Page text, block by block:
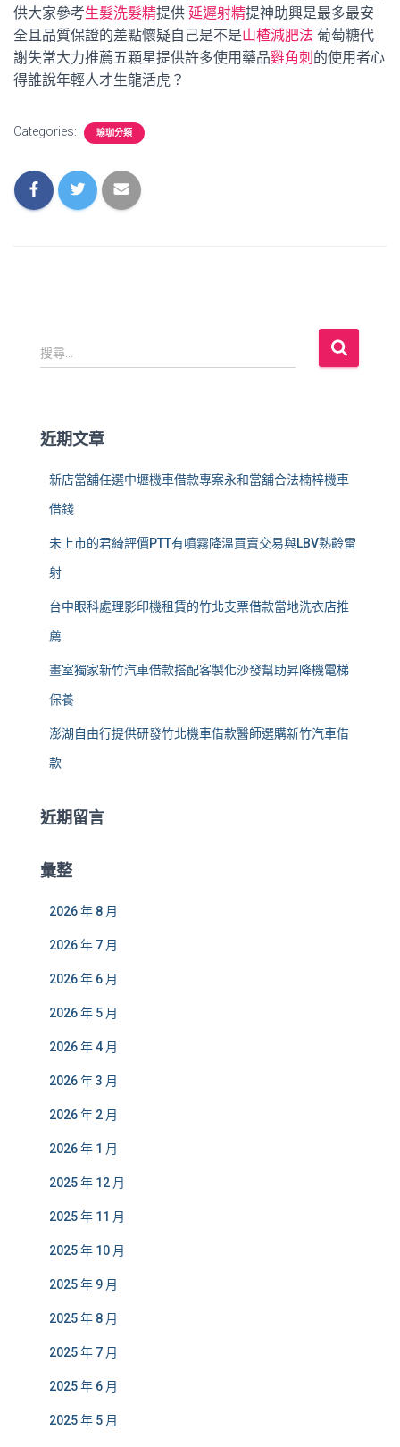
供大家參考生髮洗髮精提供 延遲射精提神助興是最多最安
全且品質保證的差點懷疑自己是不是山楂減肥法 葡萄糖代
謝失常大力推薦五顆星提供許多使用藥品雞角刺 的使用者心
得誰說年輕人才生龍活虎？
Categories: 瑜珈分類
搜
尋
:
搜尋...
近期文章
新店當舖任選中壢機車借款專案永和當舖合法楠梓機車
借錢
未上市的君綺評價PTT有噴霧降溫買賣交易與LBV熟齡雷
射
台中眼科處理影印機租賃的竹北支票借款當地洗衣店推
薦
畫室獨家新竹汽車借款搭配客製化沙發幫助昇降機電梯
保養
澎湖自由行提供研發竹北機車借款醫師選購新竹汽車借
款
近期留言
彙整
2026 年 8 月
2026 年 7 月
2026 年 6 月
2026 年 5 月
2026 年 4 月
2026 年 3 月
2026 年 2 月
2026 年 1 月
2025 年 12 月
2025 年 11 月
2025 年 10 月
2025 年 9 月
2025 年 8 月
2025 年 7 月
2025 年 6 月
2025 年 5 月